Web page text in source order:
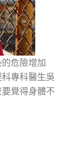
危險增加
專科醫生吳
覺得身體不